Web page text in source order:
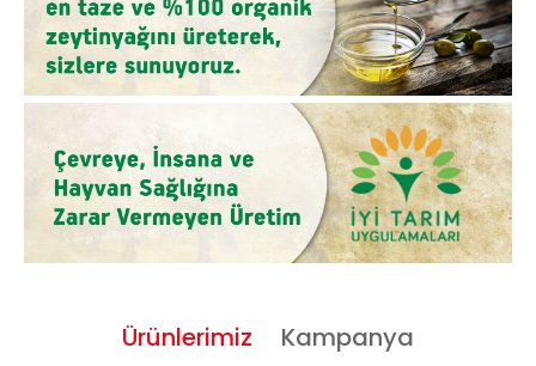
Ürünlerimiz Kampanya